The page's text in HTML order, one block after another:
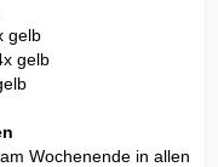
gelb
gelb
Wochenende in allen